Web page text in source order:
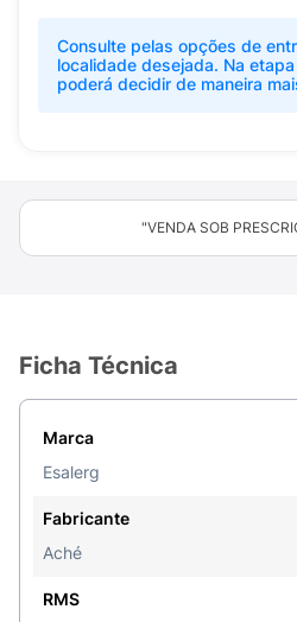
Consulte pelas opções de
localidade desejada. Na
poderá decidir de maneira
"VENDA SOB
Ficha Técnica
Marca
Esalerg
Fabricante
Aché
RMS